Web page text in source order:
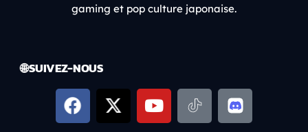
gaming et pop culture japonaise.
🌐 SUIVEZ-NOUS